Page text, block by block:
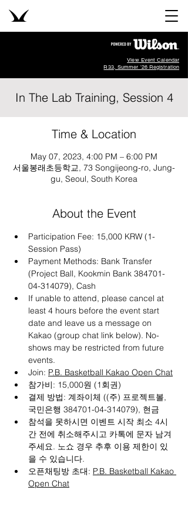
View Event Calendar
R33, Summer '26 Registration
In The Lab Training, Session 4
Time & Location
May 07, 2023, 4:00 PM – 6:00 PM
서울봉래초등학교, 73 Songijeong-ro, Jung-
gu, Seoul, South Korea
About the Event
Participation Fee: 15,000 KRW (1-
Session Pass)
Payment Methods: Bank Transfer
(Project Ball, Kookmin Bank 384701-
04-314079), Cash
If unable to attend, please cancel at
least 4 hours before the event start
date and leave us a message on
Kakao (group chat link below). No-
shows may be restricted from future
events.
Join: P.B. Basketball Kakao Open Chat
참가비: 15,000원 (1회권)
결제 방법: 계좌이체 ((주) 프로젝트볼,
국민은행 384701-04-314079), 현금
참석을 못하시면 이벤트 시작 최소 4시
간 전에 취소해주시고 카톡에 문자 남겨
주세요. 노쇼 경우 추후 이용 제한이 있
을 수 있습니다.
오픈채팅방 초대: P.B. Basketball Kakao
Open Chat